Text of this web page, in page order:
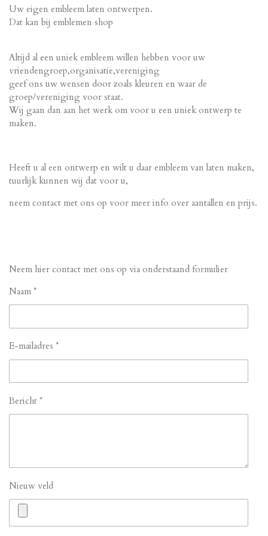
Uw eigen embleem laten ontwerpen.
Dat kan bij emblemen shop
Altijd al een uniek embleem willen hebben voor uw
vriendengroep,organisatie,vereniging
geef ons uw wensen door zoals kleuren en waar de
groep/vereniging voor staat.
Wij gaan dan aan het werk om voor u een uniek ontwerp te
maken.
Heeft u al een ontwerp en wilt u daar embleem van laten maken,
tuurlijk kunnen wij dat voor u,
neem contact met ons op voor meer info over aantallen en prijs.
Neem hier contact met ons op via onderstaand formulier
Naam *
E-mailadres *
Bericht *
Nieuw veld